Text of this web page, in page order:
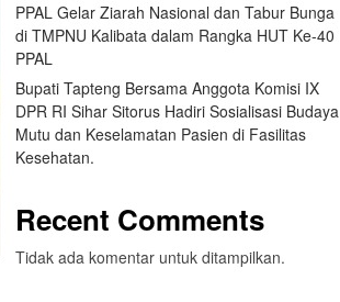
PPAL Gelar Ziarah Nasional dan Tabur Bunga
di TMPNU Kalibata dalam Rangka HUT Ke-40
PPAL
Bupati Tapteng Bersama Anggota Komisi IX
DPR RI Sihar Sitorus Hadiri Sosialisasi Budaya
Mutu dan Keselamatan Pasien di Fasilitas
Kesehatan.
Recent Comments
Tidak ada komentar untuk ditampilkan.